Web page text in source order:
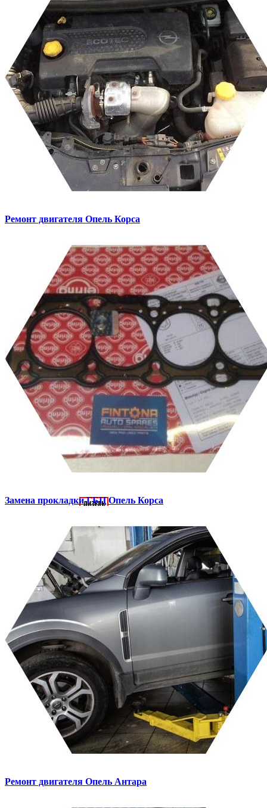
Ремонт двигателя Опель Корса
Замена прокладки ГБЦОпель Корса
Ремонт двигателя Опель Антара